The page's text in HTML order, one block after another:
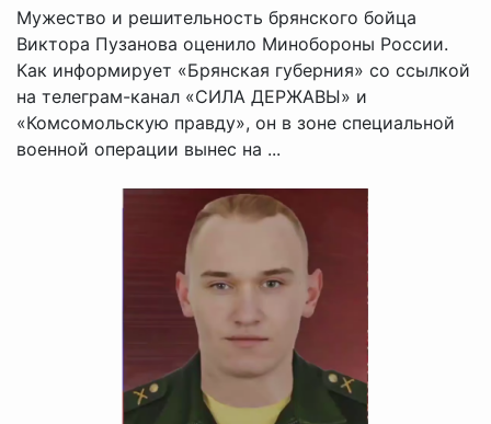
Мужество и решительность брянского бойца
Виктора Пузанова оценило Минобороны России.
Как информирует «Брянская губерния» со ссылкой
на телеграм-канал «СИЛА ДЕРЖАВЫ» и
«Комсомольскую правду», он в зоне специальной
военной операции вынес на ...